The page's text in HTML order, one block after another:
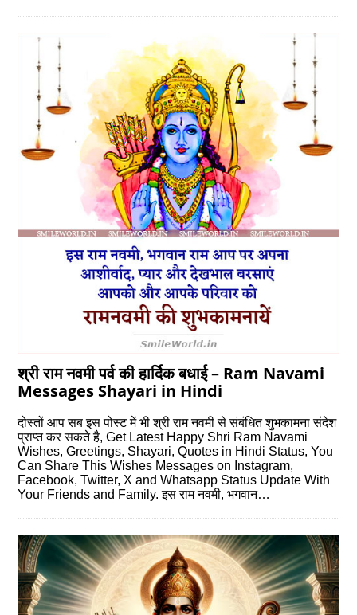
श्री राम नवमी पर्व की हार्दिक बधाई – Ram Navami
Messages Shayari in Hindi
दोस्‍तों आप सब इस पोस्‍ट में भी श्री राम नवमी से संबंधित शुभकामना संदेश
प्राप्‍त कर सकते है, Get Latest Happy Shri Ram Navami
Wishes, Greetings, Shayari, Quotes in Hindi Status, You
Can Share This Wishes Messages on Instagram,
Facebook, Twitter, X and Whatsapp Status Update With
Your Friends and Family. इस राम नवमी, भगवान…